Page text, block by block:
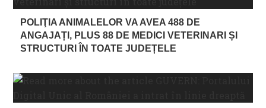
POLIŢIA ANIMALELOR VA AVEA 488 DE
ANGAJAȚI, PLUS 88 DE MEDICI VETERINARI ȘI
STRUCTURI ÎN TOATE JUDEȚELE